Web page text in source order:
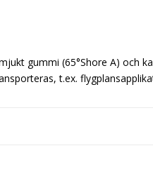
gummi (65°Shore A) och
t.ex.